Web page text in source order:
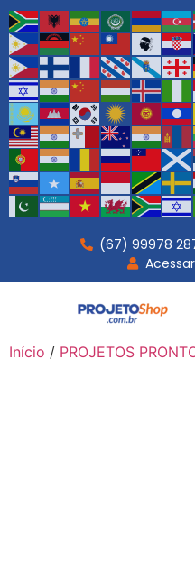
(67) 99978
Início / PROJETOS